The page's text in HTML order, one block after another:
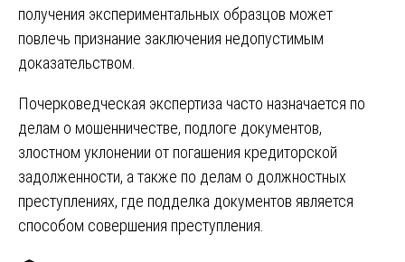
получения экспериментальных образцов может
повлечь признание заключения недопустимым
доказательством.
Почерковедческая экспертиза часто назначается по
делам о мошенничестве, подлоге документов,
злостном уклонении от погашения кредиторской
задолженности, а также по делам о должностных
преступлениях, где подделка документов является
способом совершения преступления.